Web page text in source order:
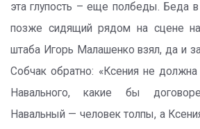
эта глупость – еще полбеды. Беда
позже сидящий рядом на сцене
штаба Игорь Малашенко взял, да и
Собчак обратно: «Ксения не должна
Навального, какие бы
Навальный — человек толпы, а